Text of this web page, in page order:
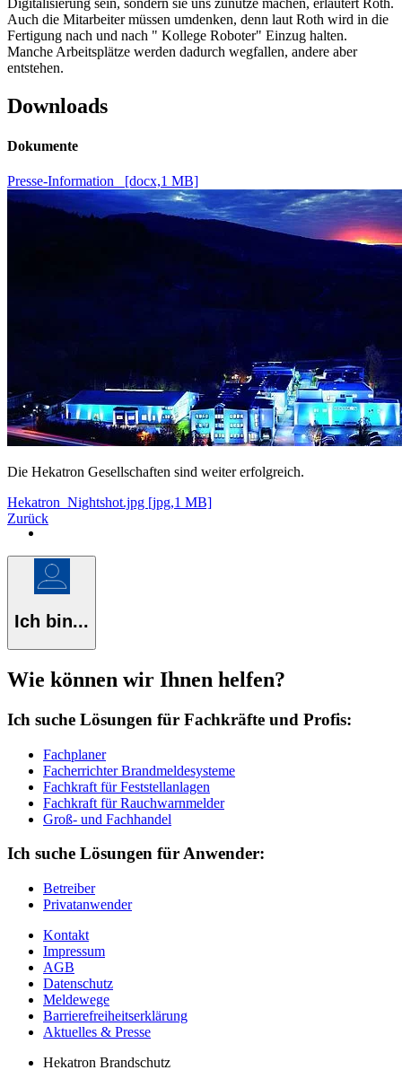
Digitalisierung sein, sondern sie uns zunutze machen, erläutert Roth.
Auch die Mitarbeiter müssen umdenken, denn laut Roth wird in die
Fertigung nach und nach " Kollege Roboter" Einzug halten.
Manche Arbeitsplätze werden dadurch wegfallen, andere aber
entstehen.
Downloads
Dokumente
Presse-Information [docx,1 MB]
Die Hekatron Gesellschaften sind weiter erfolgreich.
Hekatron_Nightshot.jpg [jpg,1 MB]
Zurück
Ich bin...
Wie können wir Ihnen helfen?
Ich suche Lösungen für Fachkräfte und Profis:
Fachplaner
Facherrichter Brandmeldesysteme
Fachkraft für Feststellanlagen
Fachkraft für Rauchwarnmelder
Groß- und Fachhandel
Ich suche Lösungen für Anwender:
Betreiber
Privatanwender
Kontakt
Impressum
AGB
Datenschutz
Meldewege
Barrierefreiheitserklärung
Aktuelles & Presse
Hekatron Brandschutz